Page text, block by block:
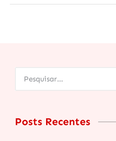
Posts Recentes